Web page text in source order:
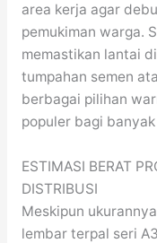
area kerja agar
pemukiman warga.
memastikan lantai
tumpahan semen
berbagai pilihan
populer bagi
ESTIMASI BERAT
DISTRIBUSI
Meskipun
lembar terpal seri